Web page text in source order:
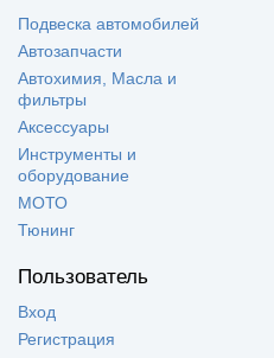
Подвеска автомобилей
Автозапчасти
Автохимия, Масла и
фильтры
Аксессуары
Инструменты и
оборудование
МОТО
Тюнинг
Пользователь
Вход
Регистрация